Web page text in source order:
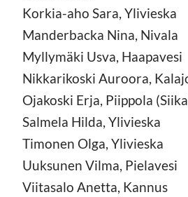
Korkia-aho Sara, Ylivieska
Manderbacka Nina, Nivala
Myllymäki Usva, Haapavesi
Nikkarikoski Auroora,
Ojakoski Erja, Piippola
Salmela Hilda, Ylivieska
Timonen Olga, Ylivieska
Uuksunen Vilma, Pielavesi
Viitasalo Anetta, Kannus